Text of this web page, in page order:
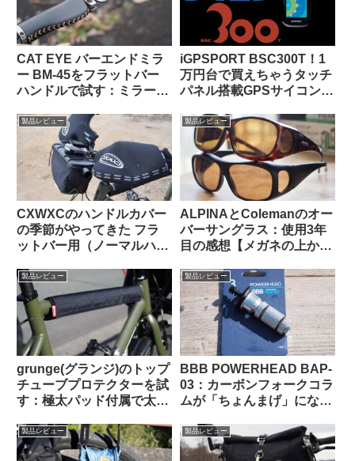
CAT EYE バーエンドミラ
ー BM-45をフラットバー
ハンドルで試す：ミラー部
は果たして!?
iGPSPORT BSC300T！1
万円台で買えちゃうタッチ
パネル搭載GPSサイコンっ
製品レビュー
CXWXCのハンドルカバー
の季節がやってきた フラ
ットバー用（ノーマルハン
で使ってみた
製品レビュー
ALPINAとColemanのオー
バーサングラス：使用3年
目の感想【メガネの上から
円】
製品レビュー
grunge(グランジ)のトップ
チューブプロテクターを試
す：極太パッド付属で太め
【rin project製品との比較
も】
製品レビュー
BBB POWERHEAD BAP-
03：カーボンフォークコラ
ムが「ちょんまげ」になっ
た【ロングタイプのプレッ
シャープラグ】
製品レビュー 製品レビュー